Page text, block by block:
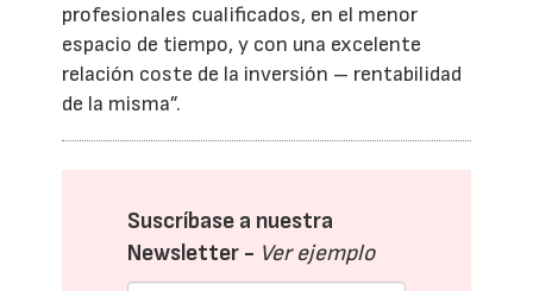
profesionales cualificados, en el menor
espacio de tiempo, y con una excelente
relación coste de la inversión – rentabilidad
de la misma”.
Suscríbase a nuestra
Newsletter - Ver ejemplo